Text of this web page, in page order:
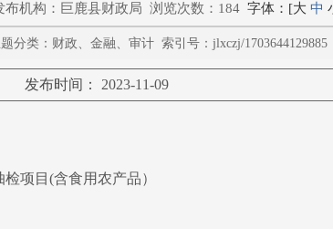
布机构：巨鹿县财政局 浏览次数：184字体：[大 中
分类：财政、金融、审计 索引号：jlxczj/1703644129885
发布时间： 2023-11-09
项目(含食用农产品）